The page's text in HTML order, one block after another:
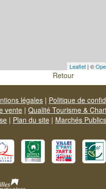
Leaflet | ©
Retour
légales | Politique de
vente | Qualité Tourisme &
| Plan du site | Marchés Publics